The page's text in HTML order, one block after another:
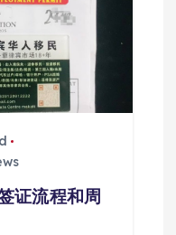
证流程和周